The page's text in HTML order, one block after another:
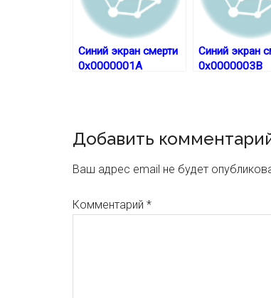
Синий экран смерти
0x0000001A
Синий экран
0x0000003B
Reader
Interactions
Добавить
Ваш адрес email не будет
Комментарий *